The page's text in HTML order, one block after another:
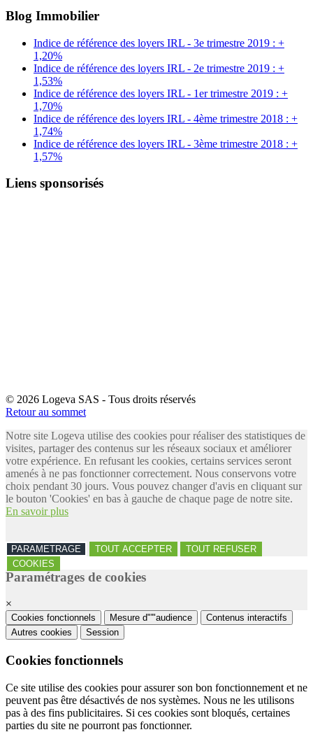
Blog Immobilier
Indice de référence des loyers IRL - 3e trimestre 2019 : +
1,20%
Indice de référence des loyers IRL - 2e trimestre 2019 : +
1,53%
Indice de référence des loyers IRL - 1er trimestre 2019 : +
1,70%
Indice de référence des loyers IRL - 4ème trimestre 2018 : +
1,74%
Indice de référence des loyers IRL - 3ème trimestre 2018 : +
1,57%
Liens sponsorisés
© 2026 Logeva SAS - Tous droits réservés
Retour au sommet
Notre site Logeva utilise des cookies pour réaliser des statistiques de
visites, partager des contenus sur les réseaux sociaux et améliorer
votre expérience. En refusant les cookies, certains services seront
amenés à ne pas fonctionner correctement. Nous conservons votre
choix pendant 30 jours. Vous pouvez changer d'avis en cliquant sur
le bouton 'Cookies' en bas à gauche de chaque page de notre site.
En savoir plus
PARAMETRAGE TOUT ACCEPTER
TOUT REFUSER
COOKIES
Paramétrages de cookies
×
Cookies fonctionnels Mesure d"'"audience
Contenus interactifs
Autres cookies
Session
Cookies fonctionnels
Ce site utilise des cookies pour assurer son bon fonctionnement et ne
peuvent pas être désactivés de nos systèmes. Nous ne les utilisons
pas à des fins publicitaires. Si ces cookies sont bloqués, certaines
parties du site ne pourront pas fonctionner.